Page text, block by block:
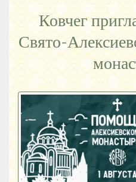
Ковчег
Свято-